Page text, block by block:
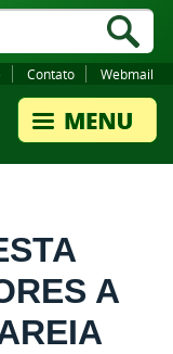
Contato Webmail
A